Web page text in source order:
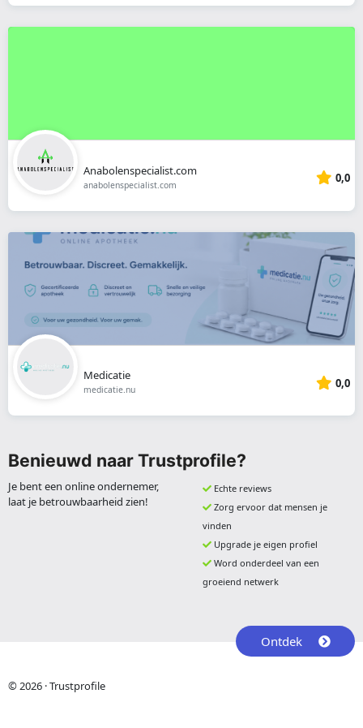
Anabolenspecialist.com
anabolenspecialist.com 0,0
Medicatie
medicatie.nu 0,0
Benieuwd naar Trustprofile?
Je bent een online ondernemer,
laat je betrouwbaarheid zien!
Echte reviews
Zorg ervoor dat mensen je
vinden
Upgrade je eigen profiel
Word onderdeel van een
groeiend netwerk
Ontdek
© 2026 · Trustprofile